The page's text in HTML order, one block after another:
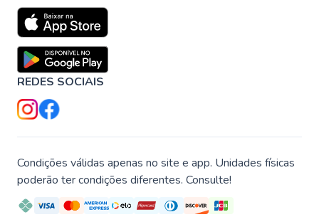
REDES SOCIAIS
Condições válidas apenas no site e app. Unidades físicas
poderão ter condições diferentes. Consulte!